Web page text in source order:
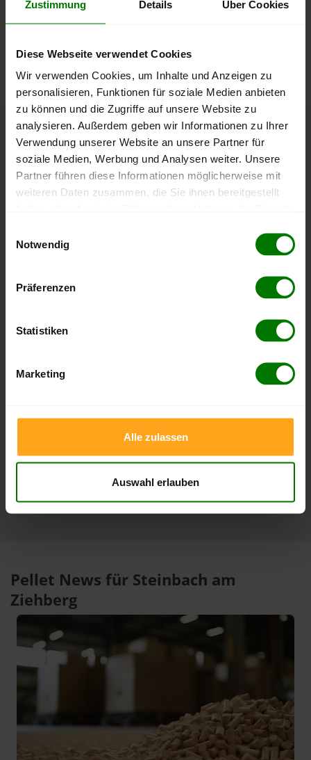
Zustimmung Details Über Cookies
Diese Webseite verwendet Cookies
Wir verwenden Cookies, um Inhalte und Anzeigen zu
personalisieren, Funktionen für soziale Medien anbieten
zu können und die Zugriffe auf unsere Website zu
analysieren. Außerdem geben wir Informationen zu Ihrer
Verwendung unserer Website an unsere Partner für
soziale Medien, Werbung und Analysen weiter. Unsere
Partner führen diese Informationen möglicherweise mit
weiteren Daten zusammen, die Sie ihnen bereitgestellt
Notwendig
Präferenzen
Statistiken
Marketing
Alle zulassen
Auswahl erlauben
lose Ware
können Sie jederzeit auf unsererPelletspreise
nachvollziehen.
Höchst- und Tiefststände der
Pelletspreise in Steinbach am
Ziehberg
Pelletspreise für lose Holzpellets
. Das dazugehörige
Datum zeigt, wann der Höchst- oder Tiefststand im
Tiefststand
408,04 €
3 Monate 412,00 €
09.08.2026
389,85 €
1 Jahr 412,00 € 305,33 €
Pellet News für Steinbach am
Ziehberg